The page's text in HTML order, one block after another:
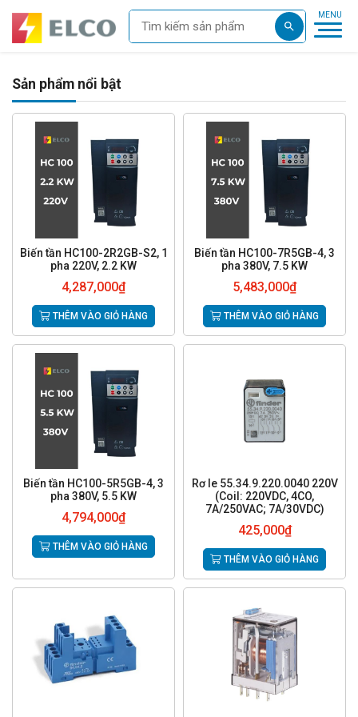
Sản phẩm nổi bật
Biến tần HC100-2R2GB-S2, 1
pha 220V, 2.2 KW
4,287,000₫
THÊM VÀO GIỎ HÀNG
Biến tần HC100-7R5GB-4, 3
pha 380V, 7.5 KW
5,483,000₫
THÊM VÀO GIỎ HÀNG
Biến tần HC100-5R5GB-4, 3
pha 380V, 5.5 KW
4,794,000₫
THÊM VÀO GIỎ HÀNG
Rơ le 55.34.9.220.0040 220V
(Coil: 220VDC, 4CO,
7A/250VAC; 7A/30VDC)
425,000₫
THÊM VÀO GIỎ HÀNG